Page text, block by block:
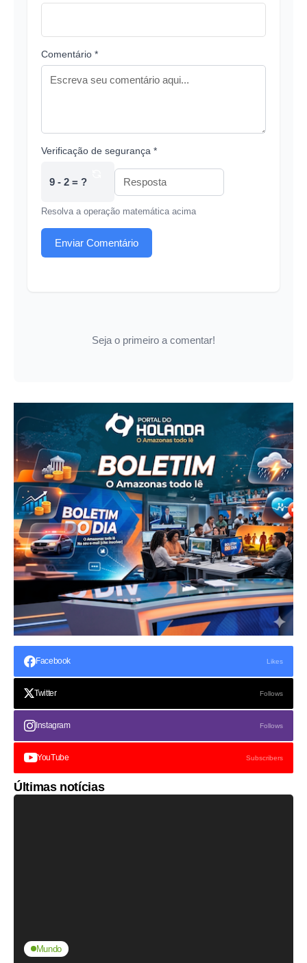
Comentário *
Verificação de segurança *
9 - 2 = ?
Resolva a operação matemática acima
Enviar Comentário
Seja o primeiro a comentar!
Facebook Likes
Twitter Follows
Instagram Follows
YouTube Subscribers
Últimas notícias
Mundo